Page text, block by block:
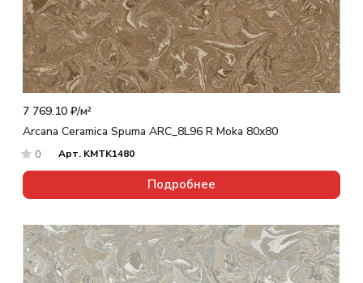
7 769.10 ₽/м²
Arcana Ceramica Spuma ARC_8L96 R Moka 80x80
0 Арт. KMTK1480
Подробнее